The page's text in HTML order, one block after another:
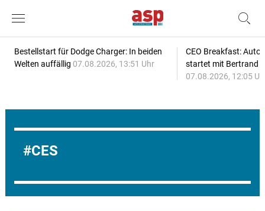
Bestellstart für Dodge Charger: In beiden
Welten auffällig 07.08.2026, 13:51 Uhr
CEO Breakfast:
startet mit Bertrand
07.08.2026, 12:05
CES